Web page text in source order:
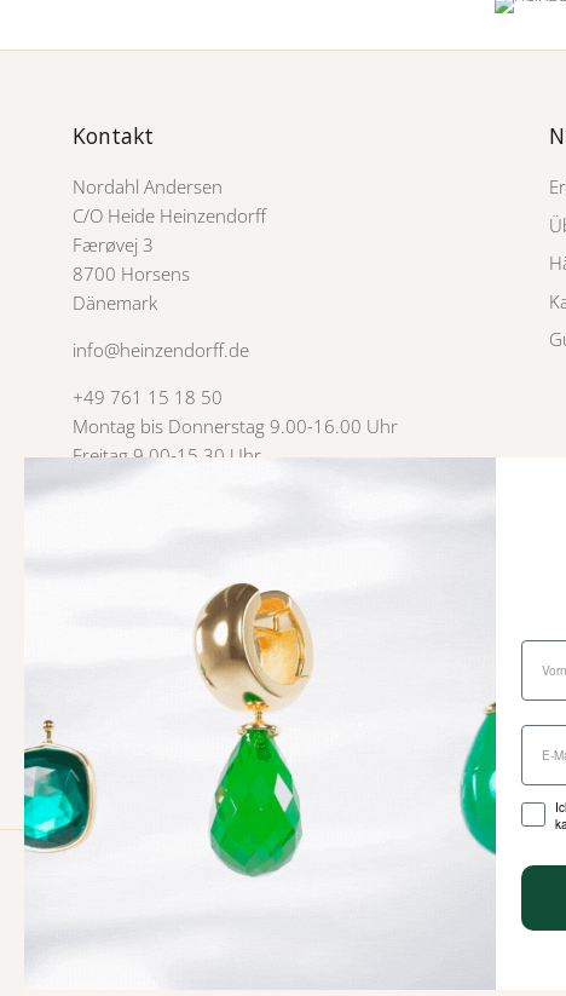
Kontakt
Nordahl Andersen
C/O Heide Heinzendorff
Færøvej 3
8700 Horsens
Dänemark
info@heinzendorff.de
+49 761 15 18 50
Montag bis Donnerstag 9.00-16.00 Uhr
Freitag 9.00-15.30 Uhr
Vertrag hier widerrufen
Pinterest